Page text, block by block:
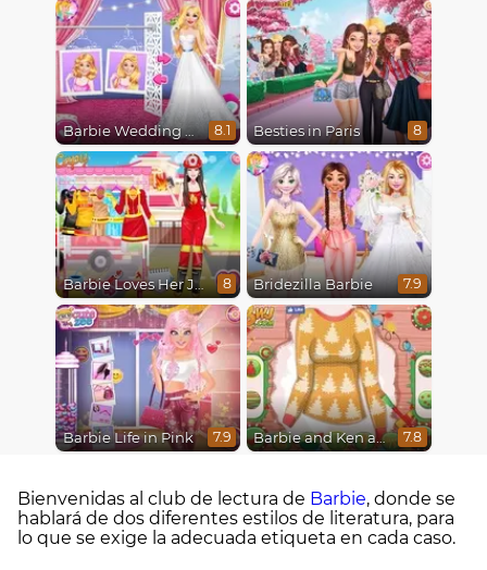
Barbie Wedding Fun 8.1 Besties in Paris 8
Barbie Loves Her Job 8 Bridezilla Barbie 7.9
Barbie Life in Pink 7.9 Barbie and Ken a Perfect Christmas 7.8
Bienvenidas al club de lectura de Barbie, donde se
hablará de dos diferentes estilos de literatura, para
lo que se exige la adecuada etiqueta en cada caso.